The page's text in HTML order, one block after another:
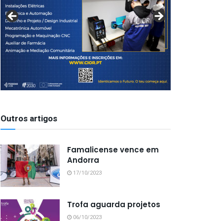
Outros artigos
Famalicense vence em
Andorra
17/10/2023
Trofa aguarda projetos
06/10/2023